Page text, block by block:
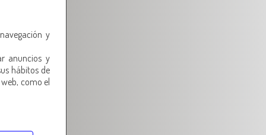
y
anuncios y
hábitos de
como el